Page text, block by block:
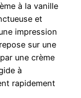
à la vanille
et
impression
sur une
une crème
à
rapidement